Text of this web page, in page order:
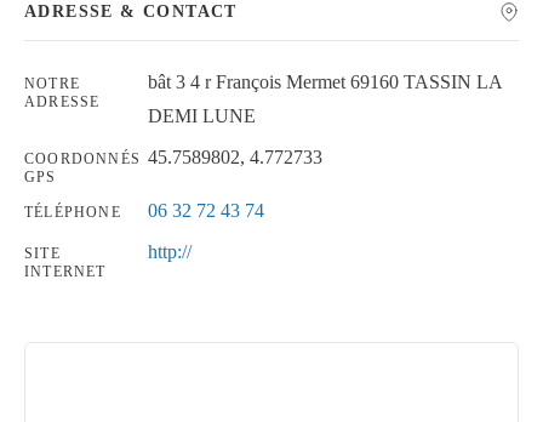
ADRESSE & CONTACT
NOTRE
ADRESSE
bât 3 4 r François Mermet 69160 TASSIN LA
DEMI LUNE
COORDONNÉS
GPS
45.7589802, 4.772733
TÉLÉPHONE 06 32 72 43 74
SITE
INTERNET
http://